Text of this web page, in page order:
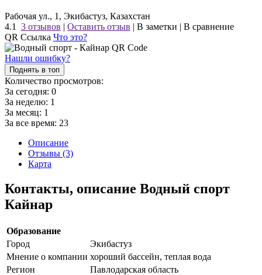
Рабочая ул., 1, Экибастуз, Казахстан
4.1
3 отзывов | Оставить отзыв | В заметки | В сравнение
QR Ссылка Что это?
Нашли ошибку?
Поднять в топ
Количество просмотров:
За сегодня: 0
За неделю: 1
За месяц: 1
За все время: 23
Описание
Отзывы (3)
Карта
Контакты, описание Водный спорт
Кайнар
Образование
Город
Экибастуз
Мнение о компании хороший бассейн, теплая вода
Регион
Павлодарская область